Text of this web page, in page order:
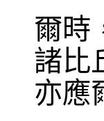
爾時
諸比
亦應